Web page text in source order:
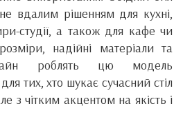
вдалим рішенням для кухні,
студії, а також для кафе чи
надійні матеріали та
роблять цю модель
тих, хто шукає сучасний стіл
з чітким акцентом на якість і